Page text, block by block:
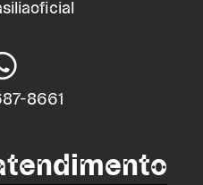
8661